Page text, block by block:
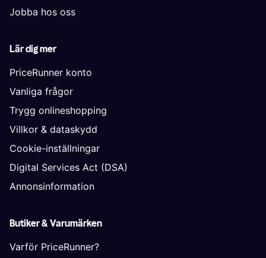
Jobba hos oss
Lär dig mer
PriceRunner konto
Vanliga frågor
Trygg onlineshopping
Villkor & dataskydd
Cookie-inställningar
Digital Services Act (DSA)
Annonsinformation
Butiker & Varumärken
Varför PriceRunner?